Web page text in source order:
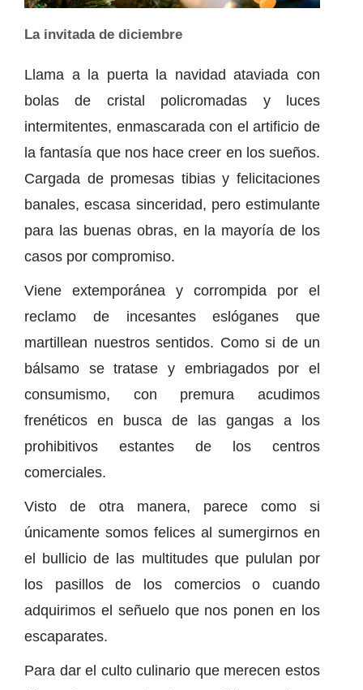
La invitada de diciembre
Llama a la puerta la navidad ataviada con
bolas de cristal policromadas y luces
intermitentes, enmascarada con el artificio de
la fantasía que nos hace creer en los sueños.
Cargada de promesas tibias y felicitaciones
banales, escasa sinceridad, pero estimulante
para las buenas obras, en la mayoría de los
casos por compromiso.
Viene extemporánea y corrompida por el
reclamo de incesantes eslóganes que
martillean nuestros sentidos. Como si de un
bálsamo se tratase y embriagados por el
consumismo, con premura acudimos
frenéticos en busca de las gangas a los
prohibitivos estantes de los centros
comerciales.
Visto de otra manera, parece como si
únicamente somos felices al sumergirnos en
el bullicio de las multitudes que pululan por
los pasillos de los comercios o cuando
adquirimos el señuelo que nos ponen en los
escaparates.
Para dar el culto culinario que merecen estos